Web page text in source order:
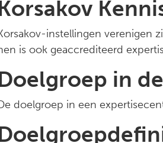
instellingen verenigen
is ook geaccrediteerd
in
doelgroep in een